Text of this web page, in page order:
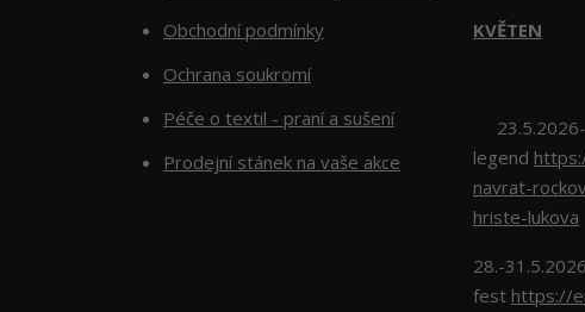
Obchodní podmínky
Ochrana soukromí
Péče o textil - praní a sušení
Prodejní stánek na vaše akce
KVĚTEN
23.5.2026-
legend
navrat-
hriste-lukova
28.-
fest https://